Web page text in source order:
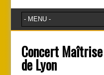
Concert
de Lyon